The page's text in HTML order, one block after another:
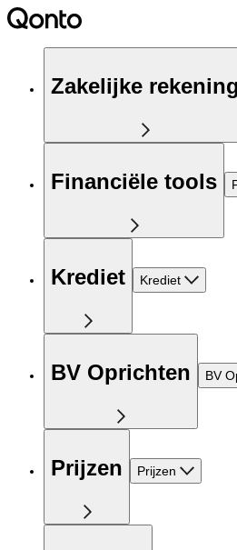
Zakelijke rekening
Financiële tools
Krediet Krediet
BV Oprichten BV
Prijzen Prijzen